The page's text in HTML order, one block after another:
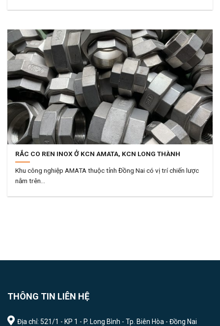
RẮC CO REN INOX Ở KCN AMATA, KCN LONG THÀNH
Khu công nghiệp AMATA thuộc tỉnh Đồng Nai có vị trí chiến lược
nằm trên...
THÔNG TIN LIÊN HỆ
Địa chỉ: 521/1 - KP 1 - P. Long Bình - Tp. Biên Hòa - Đồng Nai